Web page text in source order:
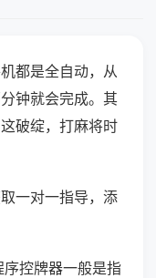
都是全自动，从
钟就会完成。其
破绽，打麻将时
一对一指导，添
控牌器一般是指